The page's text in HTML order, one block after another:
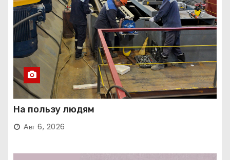
На пользу людям
Авг 6, 2026